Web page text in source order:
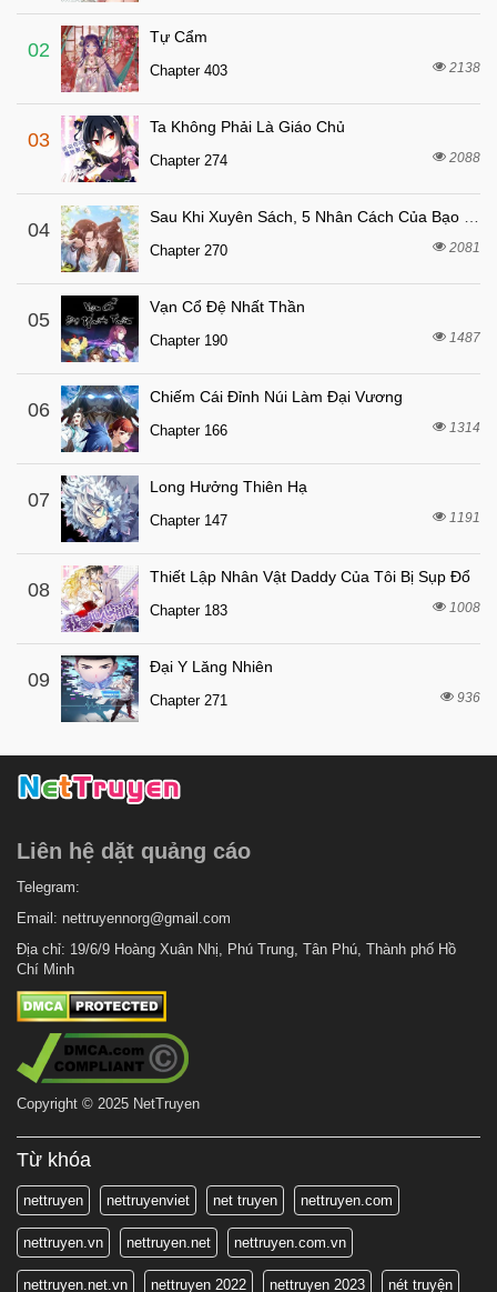
Chapter 24
Chapter 23
Chapter 22
Chapter 21
Chapter 20
Chapter 19 2 tháng trước
Chapter 18 2 tháng trước
Chapter 17
Chapter 16 2 tháng trước
Chapter 15
Chapter 14 7 tháng trước
Chapter 13
Chapter 12
Chapter 11 7 tháng trước
Chapter 10
Chapter 9 7 tháng trước
Chapter 8
Chapter 7
Chapter 6 7 tháng trước
Chapter 5
Chapter 3
Chapter 1 7 tháng trước
02
Tự Cẩm
Chapter 403 2138
03
Ta Không Phải Là Giáo Chủ
Chapter 274 2088
04
Chapter 270 2081
05
Vạn Cổ Đệ Nhất Thần
Chapter 190 1487
06
Chiếm Cái Đỉnh Núi Làm Đại Vương
Chapter 166 1314
07
Long Hưởng Thiên Hạ
Chapter 147 1191
08
Thiết Lập Nhân Vật Daddy Của Tôi Bị Sụp Đổ
Chapter 183 1008
09
Đại Y Lăng Nhiên
Chapter 271 936
Liên hệ dặt quảng cáo
Telegram:
Email: nettruyennorg@gmail.com
Địa chỉ: 19/6/9 Hoàng Xuân Nhị, Phú Trung, Tân Phú, Thành phố Hồ
Chí Minh
Copyright © 2025 NetTruyen
Từ khóa
nettruyen nettruyenviet net truyen nettruyen.com
nettruyen.vn nettruyen.net nettruyen.com.vn
nettruyen.net.vn nettruyen 2022 nettruyen 2023 nét truyện